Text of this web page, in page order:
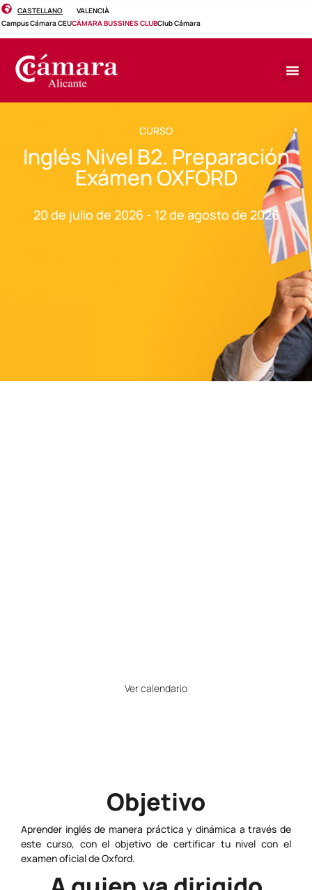
CASTELLANO
VALENCIÀ
Campus Cámara CEUCÁMARA BUSSINES CLUBClub Cámara
CURSO
Inglés Nivel B2. Preparación
Exámen OXFORD
20 de julio de 2026 - 12 de agosto de 2026
Ver calendario
Objetivo
Aprender inglés de manera práctica y dinámica a través de
este curso, con el objetivo de certificar tu nivel con el
examen oficial de Oxford.